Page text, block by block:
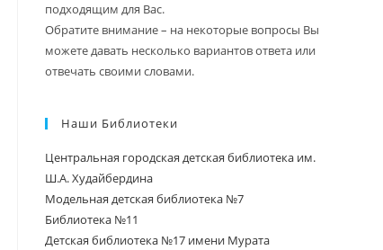
подходящим для Вас.
Обратите внимание – на некоторые вопросы Вы
можете давать несколько вариантов ответа или
отвечать своими словами.
Наши Библиотеки
Центральная городская детская библиотека им.
Ш.А. Худайбердина
Модельная детская библиотека №7
Библиотека №11
Детская библиотека №17 имени Мурата